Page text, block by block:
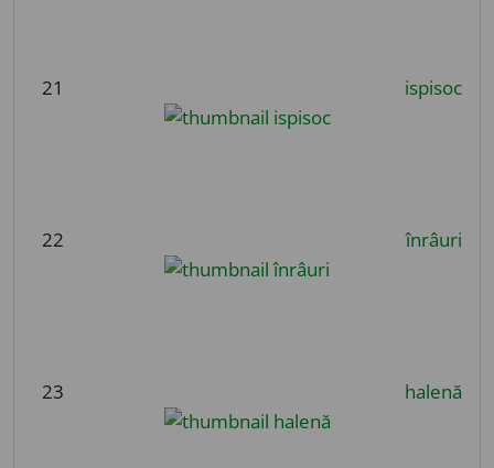
21 ispisoc
22 înrâuri
23 halenă